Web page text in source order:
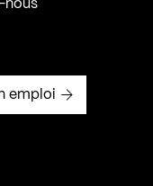
nous
emploi